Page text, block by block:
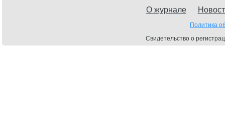
О журнале
Политика
Свидетельство о